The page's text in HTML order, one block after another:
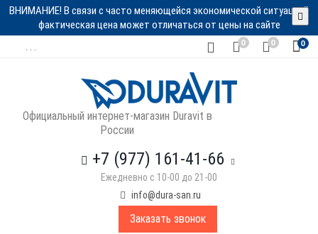
ВНИМАНИЕ! В связи с часто меняющейся экономической ситуацией
фактическая цена может отличаться от цены на сайте
0 0 0
Официальный интернет-магазин Duravit в
России
+7 (977) 161-41-66
Ежедневно с 10-00 до 21-00
info@dura-san.ru
Заказать звонок